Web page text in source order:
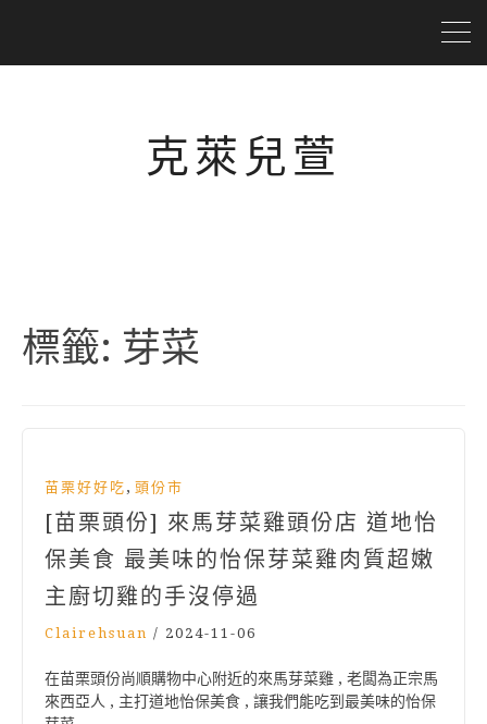
克萊兒萱
標籤: 芽菜
苗栗好好吃 , 頭份市
[苗栗頭份] 來馬芽菜雞頭份店 道地怡
保美食 最美味的怡保芽菜雞肉質超嫩
主廚切雞的手沒停過
Clairehsuan / 2024-11-06
在苗栗頭份尚順購物中心附近的來馬芽菜雞 , 老闆為正宗馬
來西亞人 , 主打道地怡保美食 , 讓我們能吃到最美味的怡保